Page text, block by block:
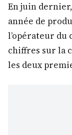
En juin
année de
l’opérateur du
chiffres sur la
les deux